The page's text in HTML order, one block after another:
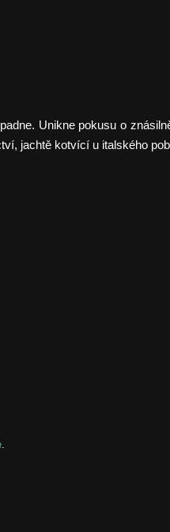
Unikne pokusu o
jachtě kotvící u italského
.